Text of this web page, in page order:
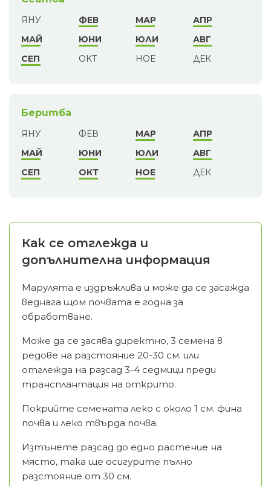
ЯНУ ФЕВ МАР
АПР
МАЙ
ЮНИ ЮЛИ
АВГ
СЕП
ОКТ НОЕ ДЕК
Беритба
ЯНУ ФЕВ МАР
АПР
МАЙ
ЮНИ ЮЛИ
АВГ
СЕП
ОКТ НОЕ ДЕК
Как се отглежда и
допълнителна информация
Марулята е издръжлива и може да се засажда
веднага щом почвата е годна за
обработване.
Може да се засява директно, 3 семена в
редове на разстояние 20-30 см. или
отглежда на разсад 3-4 седмици преди
трансплантация на открито.
Покрийте семената леко с около 1 см. фина
почва и леко твърда почва.
Изтънете разсад до едно растение на
място, така ще осигурите пълно
разстояние от 30 см.